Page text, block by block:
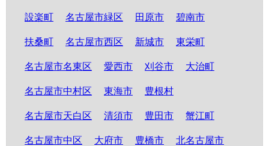
設楽町 名古屋市緑区 田原市 碧南市
扶桑町 名古屋市西区 新城市 東栄町
名古屋市名東区 愛西市 刈谷市 大治町
名古屋市中村区 東海市 豊根村
名古屋市天白区 清須市 豊田市 蟹江町
名古屋市中区 大府市 豊橋市 北名古屋市